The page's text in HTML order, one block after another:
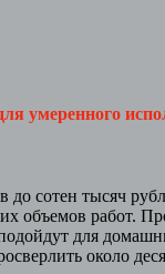
умеренного
сотен тысяч
объемов работ.
для
около